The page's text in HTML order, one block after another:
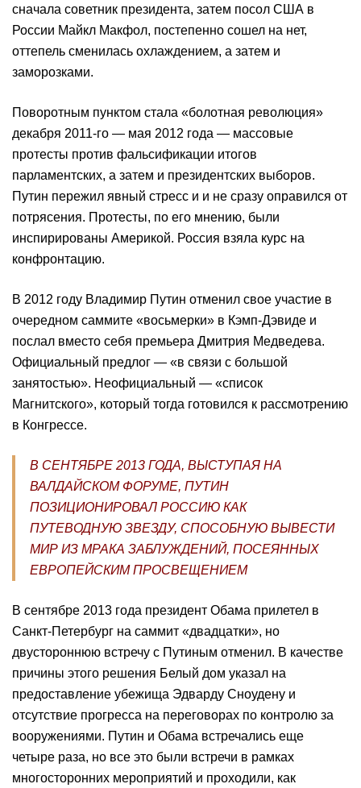
сначала советник президента, затем посол США в
России Майкл Макфол, постепенно сошел на нет,
оттепель сменилась охлаждением, а затем и
заморозками.
Поворотным пунктом стала «болотная революция»
декабря 2011-го — мая 2012 года — массовые
протесты против фальсификации итогов
парламентских, а затем и президентских выборов.
Путин пережил явный стресс и и не сразу оправился от
потрясения. Протесты, по его мнению, были
инспирированы Америкой. Россия взяла курс на
конфронтацию.
В 2012 году Владимир Путин отменил свое участие в
очередном саммите «восьмерки» в Кэмп-Дэвиде и
послал вместо себя премьера Дмитрия Медведева.
Официальный предлог — «в связи с большой
занятостью». Неофициальный — «список
Магнитского», который тогда готовился к рассмотрению
в Конгрессе.
В СЕНТЯБРЕ 2013 ГОДА, ВЫСТУПАЯ НА
ВАЛДАЙСКОМ ФОРУМЕ, ПУТИН
ПОЗИЦИОНИРОВАЛ РОССИЮ КАК
ПУТЕВОДНУЮ ЗВЕЗДУ, СПОСОБНУЮ ВЫВЕСТИ
МИР ИЗ МРАКА ЗАБЛУЖДЕНИЙ, ПОСЕЯННЫХ
ЕВРОПЕЙСКИМ ПРОСВЕЩЕНИЕМ
В сентябре 2013 года президент Обама прилетел в
Санкт-Петербург на саммит «двадцатки», но
двустороннюю встречу с Путиным отменил. В качестве
причины этого решения Белый дом указал на
предоставление убежища Эдварду Сноудену и
отсутствие прогресса на переговорах по контролю за
вооружениями. Путин и Обама встречались еще
четыре раза, но все это были встречи в рамках
многосторонних мероприятий и проходили, как